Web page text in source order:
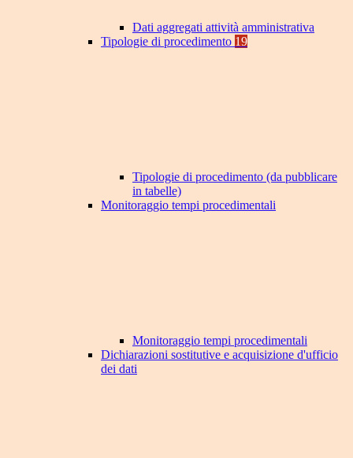
Dati aggregati attività amministrativa
Tipologie di procedimento 19
Tipologie di procedimento (da pubblicare
in tabelle)
Monitoraggio tempi procedimentali
Monitoraggio tempi procedimentali
Dichiarazioni sostitutive e acquisizione d'ufficio
dei dati